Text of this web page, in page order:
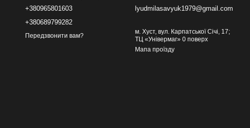
+380965801603
+380689799282
Передзвонити вам?
lyudmilasavyuk1979@gmail.com
м. Хуст, вул. Карпатської Січі, 17;
ТЦ «Універмаг» 0 поверх
Мапа проїзду